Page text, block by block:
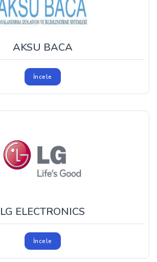
AKSU BACA
İncele
LG ELECTRONICS
İncele